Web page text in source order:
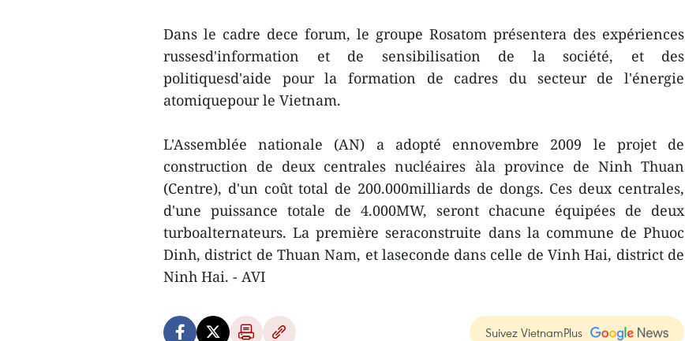
Dans le cadre dece forum, le groupe Rosatom présentera des expériences
russesd'information et de sensibilisation de la société, et des
politiquesd'aide pour la formation de cadres du secteur de l'énergie
atomiquepour le Vietnam.
L'Assemblée nationale (AN) a adopté ennovembre 2009 le projet de
construction de deux centrales nucléaires àla province de Ninh Thuan
(Centre), d'un coût total de 200.000milliards de dongs. Ces deux centrales,
d'une puissance totale de 4.000MW, seront chacune équipées de deux
turboalternateurs. La première seraconstruite dans la commune de Phuoc
Dinh, district de Thuan Nam, et laseconde dans celle de Vinh Hai, district de
Ninh Hai. - AVI
Suivez VietnamPlus